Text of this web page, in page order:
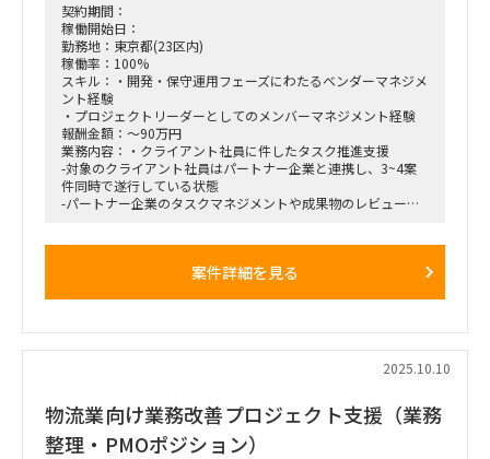
契約期間：
稼働開始日：
勤務地：東京都(23区内)
稼働率：100%
スキル：・開発・保守運用フェーズにわたるベンダーマネジメ
ント経験
・プロジェクトリーダーとしてのメンバーマネジメント経験
報酬金額：～90万円
業務内容：・クライアント社員に件したタスク推進支援
-対象のクライアント社員はパートナー企業と連携し、3~4案
件同時で遂行している状態
-パートナー企業のタスクマネジメントや成果物のレビュー等
化し、解決方法を提案案件詳細を見る
2025.10.10
物流業向け業務改善プロジェクト支援（業務
整理・PMOポジション）